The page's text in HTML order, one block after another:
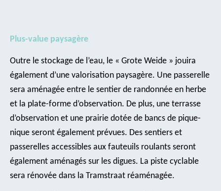
Plus-value paysagère
Outre le stockage de l’eau, le « Grote Weide » jouira
également d’une valorisation paysagère. Une passerelle
sera aménagée entre le sentier de randonnée en herbe
et la plate-forme d’observation. De plus, une terrasse
d’observation et une prairie dotée de bancs de pique-
nique seront également prévues. Des sentiers et
passerelles accessibles aux fauteuils roulants seront
également aménagés sur les digues. La piste cyclable
sera rénovée dans la Tramstraat réaménagée.